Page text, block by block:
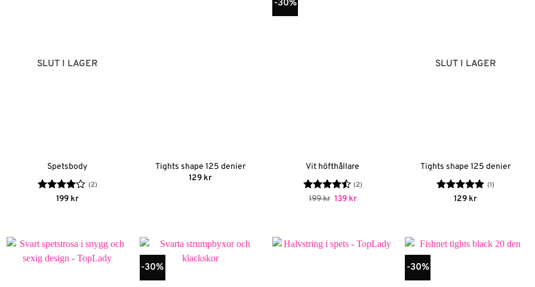
SLUT I LAGER
Spetsbody
Betygsatt
(2)
199 kr
Tights shape 125 denier
129 kr
-30%
Vit höfthållare
Betygsatt
(2)
199kr Det
139 krDet
SLUT I LAGER
Tights shape 125 denier
Betygsatt5
(1)
129 kr
-30% -30%